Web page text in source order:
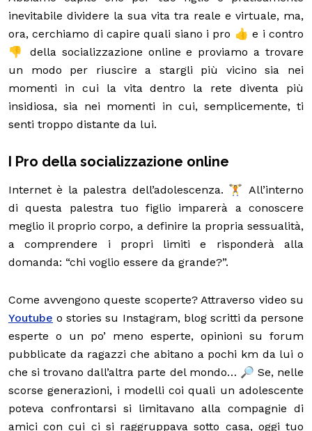
inevitabile dividere la sua vita tra reale e virtuale, ma,
ora, cerchiamo di capire quali siano i pro 👍 e i contro
👎 della socializzazione online e proviamo a trovare
un modo per riuscire a stargli più vicino sia nei
momenti in cui la vita dentro la rete diventa più
insidiosa, sia nei momenti in cui, semplicemente, ti
senti troppo distante da lui.
I Pro della socializzazione online
Internet è la palestra dell’adolescenza. 🏋️ All’interno
di questa palestra tuo figlio imparerà a conoscere
meglio il proprio corpo, a definire la propria sessualità,
a comprendere i propri limiti e risponderà alla
domanda: “chi voglio essere da grande?”.
Come avvengono queste scoperte? Attraverso video su
Youtube o stories su Instagram, blog scritti da persone
esperte o un po’ meno esperte, opinioni su forum
pubblicate da ragazzi che abitano a pochi km da lui o
che si trovano dall’altra parte del mondo… 🔎 Se, nelle
scorse generazioni, i modelli coi quali un adolescente
poteva confrontarsi si limitavano alla compagnie di
amici con cui ci si raggruppava sotto casa, oggi tuo